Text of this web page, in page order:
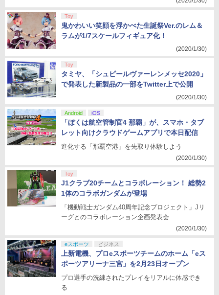
Toy
鬼かわいい笑顔を浮かべた生誕祭Ver.のレム＆
ラムが1/7スケールフィギュア化！
(2020/1/30)
Toy
タミヤ、「シュピールヴァーレンメッセ2020」
で発表した新製品の一部をTwitter上で公開
(2020/1/30)
Android iOS
「ぼくは航空管制官4 那覇」が、スマホ・タブ
レット向けクラウドゲームアプリで本日配信
進化する「那覇空港」を先取り体験しよう
(2020/1/30)
Toy
J1クラブ20チームとコラボレーション！ 総勢2
1体のコラボガンダムが登場
「機動戦士ガンダム40周年記念プロジェクト」Jリ
ーグとのコラボレーション企画発表会
(2020/1/30)
eスポーツ ビジネス
上新電機、プロeスポーツチームのホーム「eス
ポーツアリーナ三宮」を2月23日オープン
プロ選手の洗練されたプレイをリアルに体感でき
る